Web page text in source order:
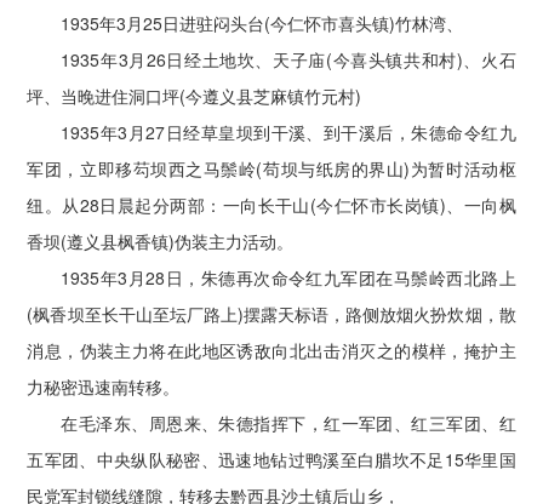
1935年3月25日进驻闷头台(今仁怀市喜头镇)竹林湾、
1935年3月26日经土地坎、天子庙(今喜头镇共和村)、火石
坪、当晚进住洞口坪(今遵义县芝麻镇竹元村)
1935年3月27日经草皇坝到干溪、到干溪后，朱德命令红九
军团，立即移芶坝西之马鬃岭(苟坝与纸房的界山)为暂时活动枢
纽。从28日晨起分两部：一向长干山(今仁怀市长岗镇)、一向枫
香坝(遵义县枫香镇)伪装主力活动。
1935年3月28日，朱德再次命令红九军团在马鬃岭西北路上
(枫香坝至长干山至坛厂路上)摆露天标语，路侧放烟火扮炊烟，散
消息，伪装主力将在此地区诱敌向北出击消灭之的模样，掩护主
力秘密迅速南转移。
在毛泽东、周恩来、朱德指挥下，红一军团、红三军团、红
五军团、中央纵队秘密、迅速地钻过鸭溪至白腊坎不足15华里国
民党军封锁线缝隙，转移去黔西县沙土镇后山乡，